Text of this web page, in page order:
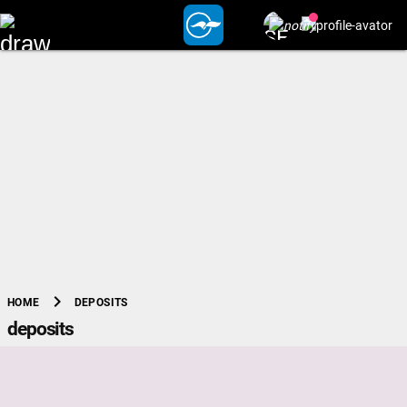
HOME chevron_right DEPOSITS
deposits